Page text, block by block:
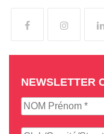
NEWSLETTER